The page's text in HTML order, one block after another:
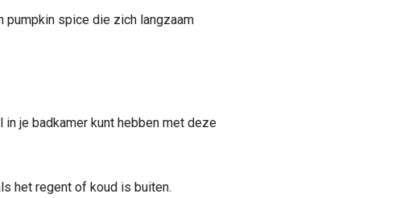
pumpkin spice die zich langzaam
je badkamer kunt hebben met deze
het regent of koud is buiten.